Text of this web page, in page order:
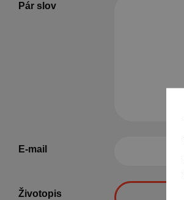
Pár slov
E-mail
Životopis